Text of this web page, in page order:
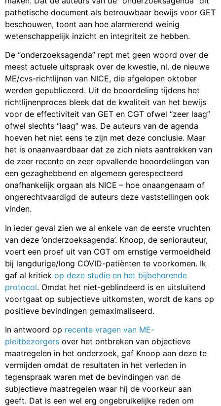
pathetische document als betrouwbaar bewijs voor GET
beschouwen, toont aan hoe alarmerend weinig
wetenschappelijk inzicht en integriteit ze hebben.
De “onderzoeksagenda” rept met geen woord over de
meest actuele uitspraak over de kwestie, nl. de nieuwe
ME/cvs-richtlijnen van NICE, die afgelopen oktober
werden gepubliceerd. Uit de beoordeling tijdens het
richtlijnenproces bleek dat de kwaliteit van het bewijs
voor de effectiviteit van GET en CGT ofwel “zeer laag”
ofwel slechts “laag” was. De auteurs van de agenda
hoeven het niet eens te zijn met deze conclusie. Maar
het is onaanvaardbaar dat ze zich niets aantrekken van
de zeer recente en zeer opvallende beoordelingen van
een gezaghebbend en algemeen gerespecteerd
onafhankelijk orgaan als NICE – hoe onaangenaam of
ongerechtvaardigd de auteurs deze vaststellingen ook
vinden.
In ieder geval zien we al enkele van de eerste vruchten
van deze ‘onderzoeksagenda’. Knoop, de seniorauteur,
voert een proef uit van CGT om ernstige vermoeidheid
bij langdurige/long COVID-patiënten te voorkomen. Ik
gaf al kritiek op deze studie en het bijbehorende
protocol. Omdat het niet-geblindeerd is en uitsluitend
voortgaat op subjectieve uitkomsten, wordt de kans op
positieve bevindingen gemaximaliseerd.
In antwoord op recente vragen van ME-
pleitbezorgers over het ontbreken van objectieve
maatregelen in het onderzoek, gaf Knoop aan deze te
vermijden omdat de resultaten in het verleden in
tegenspraak waren met de bevindingen van de
subjectieve maatregelen waar hij de voorkeur aan
geeft. Dat is een wel erg ongebruikelijke reden om